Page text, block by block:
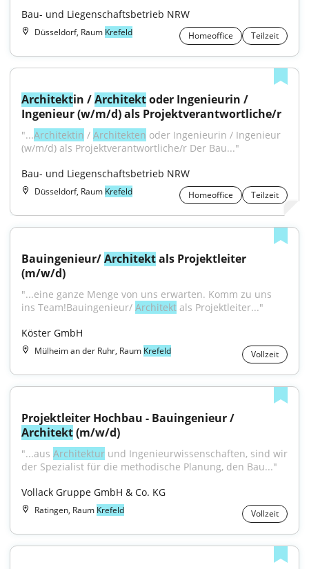
Bau- und Liegenschaftsbetrieb NRW
Düsseldorf, Raum Krefeld Homeoffice Teilzeit
Architektin / Architekt oder Ingenieurin /
Ingenieur (w/m/d) als Projektverantwortliche/r
"...Architektin / Architekten oder Ingenieurin / Ingenieur
(w/m/d) als Projektverantwortliche/r Der Bau..."
Bau- und Liegenschaftsbetrieb NRW
Düsseldorf, Raum Krefeld Homeoffice Teilzeit
Bauingenieur/ Architekt als Projektleiter
(m/w/d)
"...eine ganze Menge von uns erwarten. Komm zu uns
ins Team!Bauingenieur/ Architekt als Projektleiter..."
Köster GmbH
Mülheim an der Ruhr, Raum Krefeld Vollzeit
Architekt (m/w/d)
"...aus Architektur und Ingenieurwissenschaften, sind wir
der Spezialist für die methodische Planung, den Bau..."
Vollack Gruppe GmbH & Co. KG
Ratingen, Raum Krefeld Vollzeit